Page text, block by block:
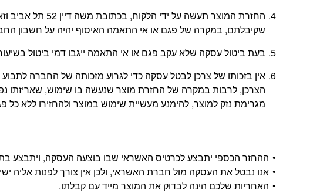
החזרת המוצר
שקיבלתם, במקרה של פגם או אי התאמה האיסוף יהיה על חשבון
בעת ביטול עסקה שלא עקב פגם או אי התאמה ייגבו דמי ביטול בשיעור 5% או 100 ש”ח לפי
אין בזכותו של צרכן לבטל עסקה כדי לגרוע מזכותה של החברה
הצרכן, לרבות במקרה של החזרת מוצר שנעשה בו שימוש, שאריזתו
מגרימת נזק למוצר, להימנע מעשיית שימוש במוצר ולהחזירו ללא כל
ההחזר הכספי יתבצע לכרטיס האשראי שבו בוצעה העסקה, ויתבצע בתוך 14 ימי עסקים מרגע
אנו נבטל את העסקה מול חברת האשראי, ולכן אין צורך לפנות אליה
האחריות שלכם הינה לבדוק את המוצר מייד עם קבלתו.